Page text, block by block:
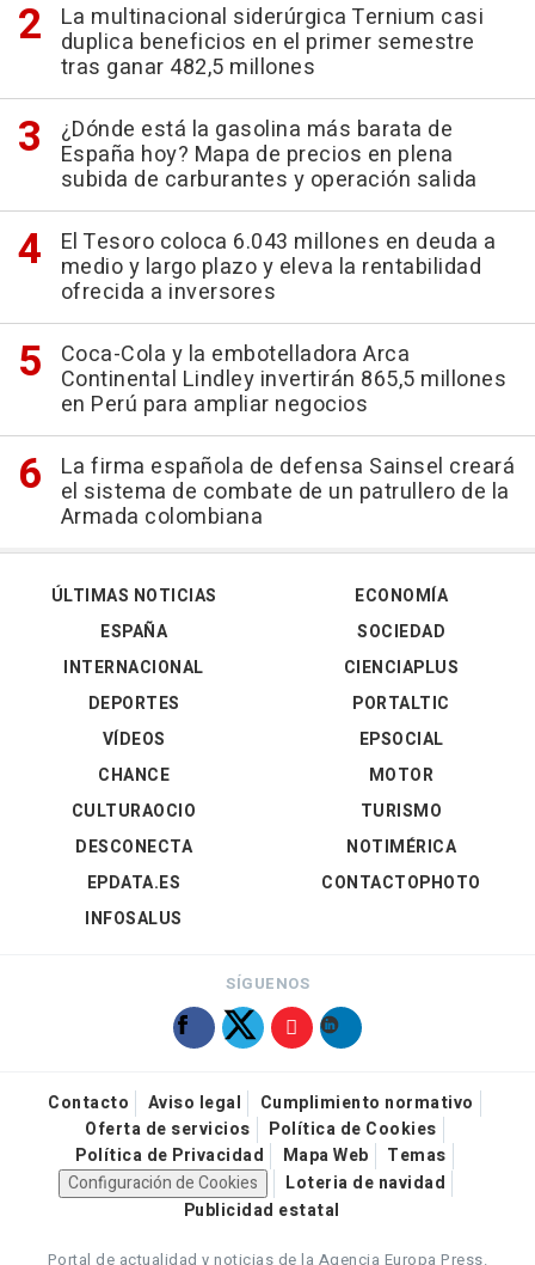
La multinacional siderúrgica Ternium casi
duplica beneficios en el primer semestre
tras ganar 482,5 millones
¿Dónde está la gasolina más barata de
España hoy? Mapa de precios en plena
subida de carburantes y operación salida
El Tesoro coloca 6.043 millones en deuda a
medio y largo plazo y eleva la rentabilidad
ofrecida a inversores
Coca-Cola y la embotelladora Arca
Continental Lindley invertirán 865,5 millones
en Perú para ampliar negocios
La firma española de defensa Sainsel creará
el sistema de combate de un patrullero de la
Armada colombiana
ÚLTIMAS NOTICIAS
ESPAÑA
INTERNACIONAL
DEPORTES
VÍDEOS
ECONOMÍA
SOCIEDAD
CIENCIAPLUS
PORTALTIC
EPSOCIAL
CHANCE
CULTURAOCIO
DESCONECTA
EPDATA.ES
INFOSALUS
MOTOR
TURISMO
NOTIMÉRICA
CONTACTOPHOTO
SÍGUENOS
Contacto Aviso legal
Cumplimiento normativo
Oferta de servicios
Política de Cookies
Política de Privacidad
Mapa Web
Temas
Configuración de Cookies
Loteria de navidad
Publicidad estatal
Portal de actualidad y noticias de la Agencia Europa Press.